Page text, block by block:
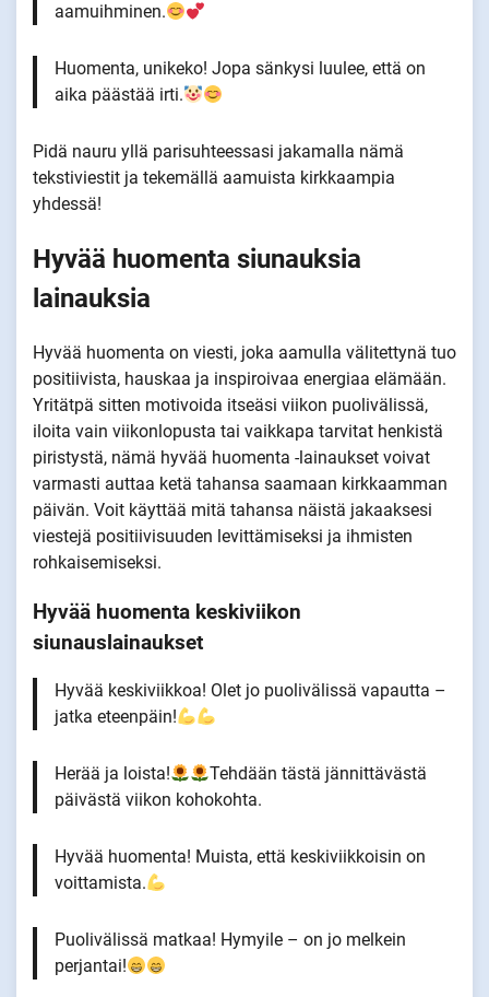
aamuihminen.
Huomenta, unikeko! Jopa sänkysi luulee, että on
aika päästää irti.
Pidä nauru yllä parisuhteessasi jakamalla nämä
tekstiviestit ja tekemällä aamuista kirkkaampia
yhdessä!
Hyvää huomenta siunauksia
lainauksia
Hyvää huomenta on viesti, joka aamulla välitettynä tuo
positiivista, hauskaa ja inspiroivaa energiaa elämään.
Yritätpä sitten motivoida itseäsi viikon puolivälissä,
iloita vain viikonlopusta tai vaikkapa tarvitat henkistä
piristystä, nämä hyvää huomenta -lainaukset voivat
varmasti auttaa ketä tahansa saamaan kirkkaamman
päivän. Voit käyttää mitä tahansa näistä jakaaksesi
viestejä positiivisuuden levittämiseksi ja ihmisten
rohkaisemiseksi.
Hyvää huomenta keskiviikon
siunauslainaukset
Hyvää keskiviikkoa! Olet jo puolivälissä vapautta –
jatka eteenpäin!
Herää ja loista!
Tehdään tästä jännittävästä
päivästä viikon kohokohta.
Hyvää huomenta! Muista, että keskiviikkoisin on
voittamista.
Puolivälissä matkaa! Hymyile – on jo melkein
perjantai!